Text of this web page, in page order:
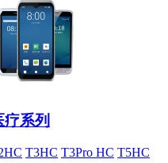
疗系列
T3HC T3Pro HC T5HC